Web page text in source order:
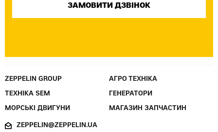
ZEPPELIN GROUP АГРО ТЕХНІКА
ТЕХНІКА SEM ГЕНЕРАТОРИ
МОРСЬКІ ДВИГУНИ МАГАЗИН ЗАПЧАСТИН
ZEPPELIN@ZEPPELIN.UA